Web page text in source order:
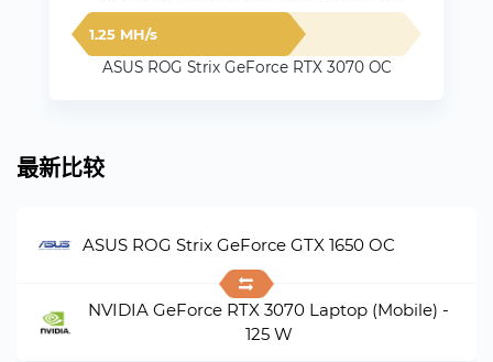
1.25 MH/s
ASUS ROG Strix GeForce RTX 3070 OC
最新比较
ASUS ROG Strix GeForce GTX 1650 OC
NVIDIA GeForce RTX 3070 Laptop (Mobile) -
125 W